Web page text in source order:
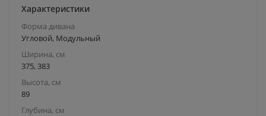
Характеристики
Форма дивана
Угловой, Модульный
Ширина, см
375, 383
Высота, см
89
Глубина, см